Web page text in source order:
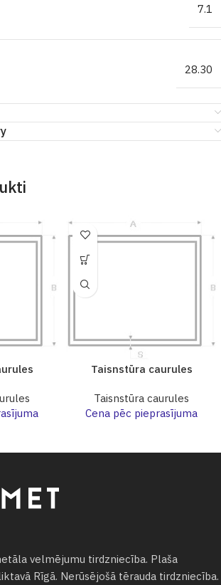
7.1
28.30
Taisnstūra caurules
Taisnstūra caurules
Cena pēc pieprasījuma
velmējumu tirdzniecība. Plaša
Rīgā. Nerūsējošā tērauda tirdzniecība.